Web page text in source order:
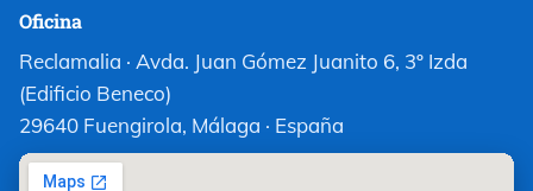
Oficina
Reclamalia · Avda. Juan Gómez Juanito 6, 3º Izda
(Edificio Beneco)
29640 Fuengirola, Málaga · España